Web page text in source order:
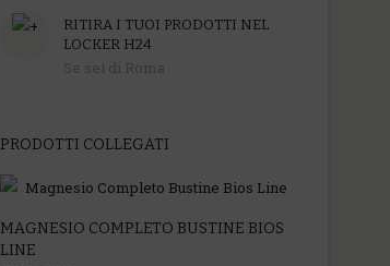
RITIRA I TUOI PRODOTTI NEL
LOCKER H24
PRODOTTI COLLEGATI
MAGNESIO COMPLETO BUSTINE BIOS
LINE